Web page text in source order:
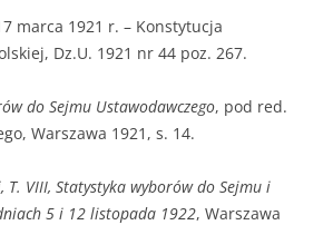
marca 1921 r. – Konstytucja
Dz.U. 1921 nr 44 poz. 267.
do Sejmu Ustawodawczego, pod red.
Warszawa 1921, s. 14.
T. VIII, Statystyka wyborów do Sejmu i
5 i 12 listopada 1922, Warszawa